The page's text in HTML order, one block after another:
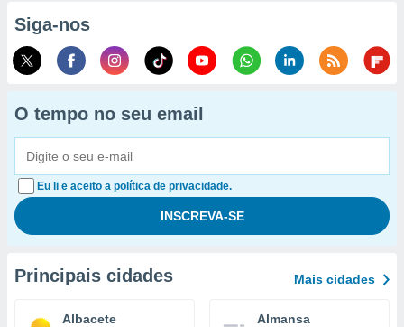
Siga-nos
O tempo no seu email
Eu li e aceito a política de privacidade.
Principais cidades Mais cidades
Albacete Almansa